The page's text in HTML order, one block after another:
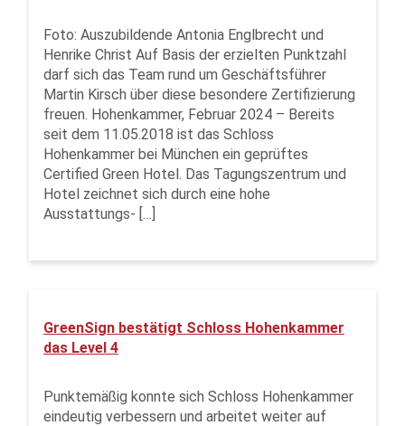
Foto: Auszubildende Antonia Englbrecht und
Henrike Christ Auf Basis der erzielten Punktzahl
darf sich das Team rund um Geschäftsführer
Martin Kirsch über diese besondere Zertifizierung
freuen. Hohenkammer, Februar 2024 – Bereits
seit dem 11.05.2018 ist das Schloss
Hohenkammer bei München ein geprüftes
Certified Green Hotel. Das Tagungszentrum und
Hotel zeichnet sich durch eine hohe
Ausstattungs- […]
GreenSign bestätigt Schloss Hohenkammer
das Level 4
Punktemäßig konnte sich Schloss Hohenkammer
eindeutig verbessern und arbeitet weiter auf